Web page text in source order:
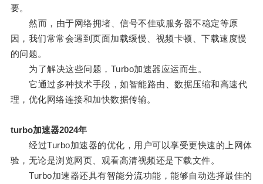
要。
然而，由于网络拥堵、信号不佳或服务器不稳定等原
因，我们常常会遇到页面加载缓慢、视频卡顿、下载速度慢
的问题。
为了解决这些问题，Turbo加速器应运而生。
它通过多种技术手段，如智能路由、数据压缩和高速代
理，优化网络连接和加快数据传输。
turbo加速器2024年
经过Turbo加速器的优化，用户可以享受更快速的上网体
验，无论是浏览网页、观看高清视频还是下载文件。
Turbo加速器还具有智能分流功能，能够自动选择最佳的